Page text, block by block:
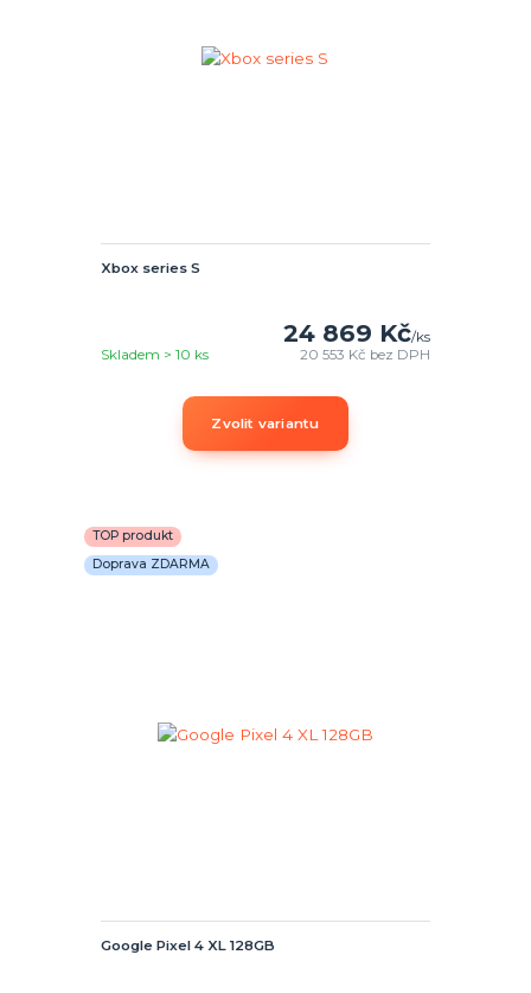
Xbox series S
24 869 Kč/ks
20 553 Kč bez DPH
Skladem > 10 ks
Zvolit variantu
TOP produkt
Doprava ZDARMA
Google Pixel 4 XL 128GB